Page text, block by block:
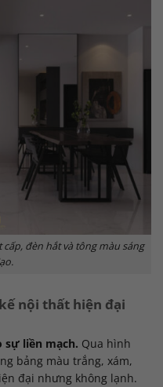
đèn hắt và tông màu sáng
nội thất hiện đại
liền mạch. Qua hình
bảng màu trắng, xám,
đại nhưng không lạnh.